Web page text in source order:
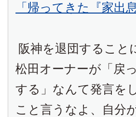
「帰ってきた『家出
阪神を退団すること
松田オーナーが「戻
する」なんて発言を
こと言うなよ、自分